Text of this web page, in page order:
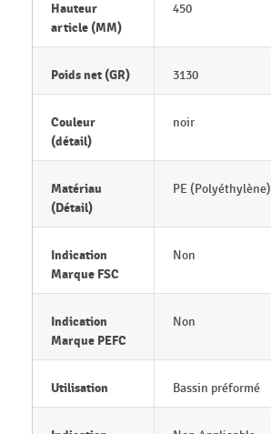
Hauteur
article (MM)
450
Poids net (GR) 3130
Couleur
(détail)
noir
Matériau
(Détail)
PE (Polyéthylène)
Indication
Marque FSC
Non
Indication
Marque PEFC
Non
Utilisation Bassin préformé